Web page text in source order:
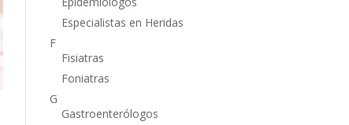
Especialistas en Heridas
F
Fisiatras
Foniatras
G
Gastroenterólogos